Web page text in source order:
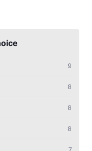
9
8
8
8
7